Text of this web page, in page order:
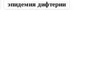
эпидемия дифтерии